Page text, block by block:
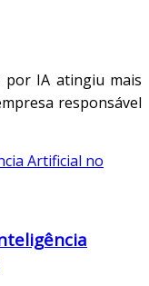
por IA atingiu mais
responsável